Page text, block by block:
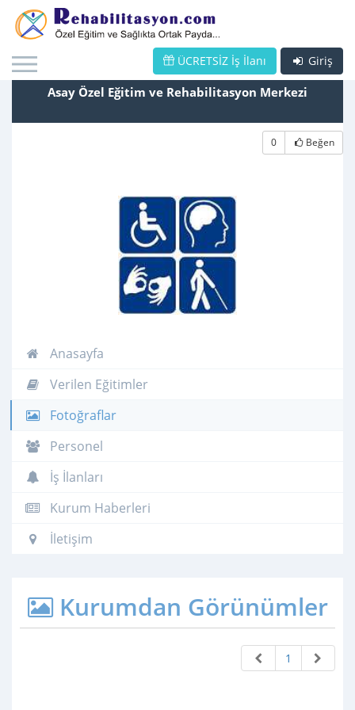
Giriş
ÜCRETSİZ İş İlanı
Asay Özel Eğitim ve Rehabilitasyon Merkezi
0 Beğen
Anasayfa
Verilen Eğitimler
Fotoğraflar
Personel
İş İlanları
Kurum Haberleri
İletişim
Kurumdan Görünümler
1